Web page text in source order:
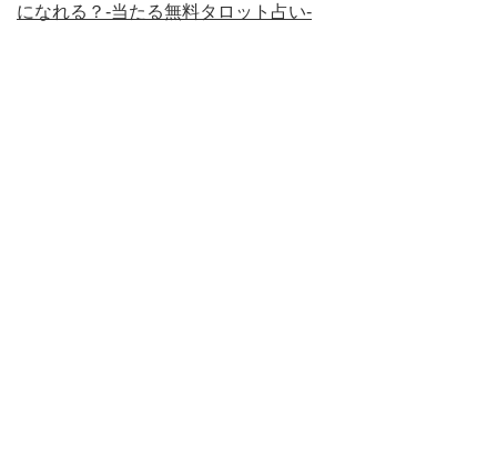
になれる？-当たる無料タロット占い-